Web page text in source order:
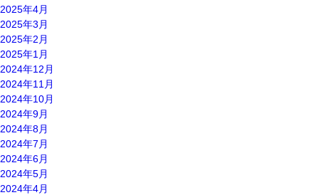
2025年4月
2025年3月
2025年2月
2025年1月
2024年12月
2024年11月
2024年10月
2024年9月
2024年8月
2024年7月
2024年6月
2024年5月
2024年4月